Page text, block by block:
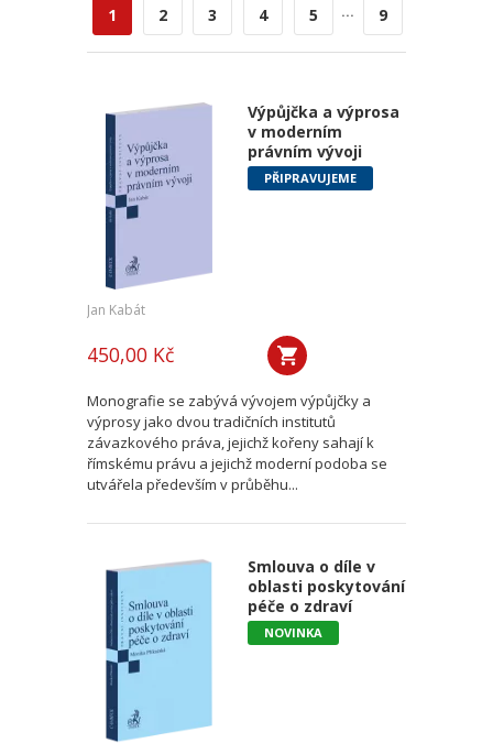
1 2 3 4 5 ... 9
Výpůjčka a výprosa
v moderním
právním vývoji
PŘIPRAVUJEME
Jan Kabát
450,00 Kč
Monografie se zabývá vývojem výpůjčky a
výprosy jako dvou tradičních institutů
závazkového práva, jejichž kořeny sahají k
římskému právu a jejichž moderní podoba se
utvářela především v průběhu...
Smlouva o díle v
oblasti poskytování
péče o zdraví
NOVINKA